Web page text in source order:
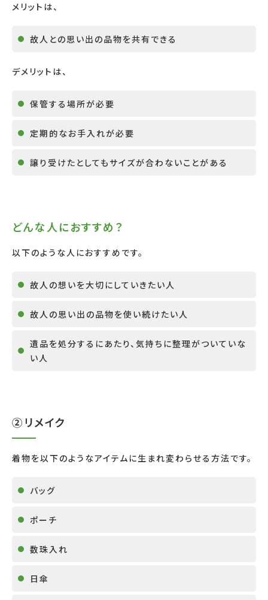
メリットは、
故人との思い出の品物を共有できる
デメリットは、
保管する場所が必要
定期的なお手入れが必要
譲り受けたとしてもサイズが合わないことがある
どんな人におすすめ？
以下のような人におすすめです。
故人の想いを大切にしていきたい人
故人の思い出の品物を使い続けたい人
遺品を処分するにあたり、気持ちに整理がついていな
い人
②リメイク
着物を以下のようなアイテムに生まれ変わらせる方法です。
バッグ
ポーチ
数珠入れ
日傘